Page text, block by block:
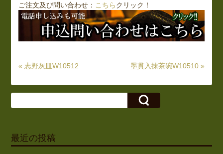
ご注文及び問い合わせ： こちらクリック！
« 志野灰皿W10512 墨貫入抹茶碗W10510 »
最近の投稿